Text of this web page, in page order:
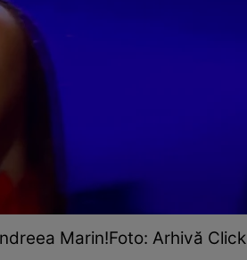
Marin!Foto: Arhivă Click